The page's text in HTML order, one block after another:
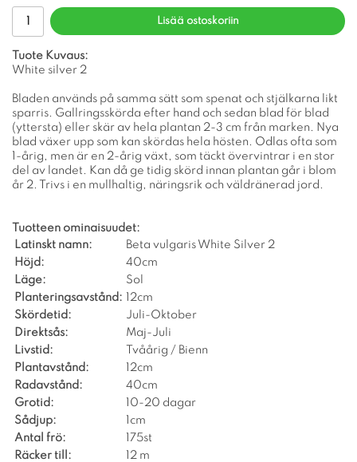
Lisää ostoskoriin
Tuote Kuvaus:
White silver 2
Bladen används på samma sätt som spenat och stjälkarna likt
sparris. Gallringsskörda efter hand och sedan blad för blad
(yttersta) eller skär av hela plantan 2-3 cm från marken. Nya
blad växer upp som kan skördas hela hösten. Odlas ofta som
1-årig, men är en 2-årig växt, som täckt övervintrar i en stor
del av landet. Kan då ge tidig skörd innan plantan går i blom
år 2. Trivs i en mullhaltig, näringsrik och väldränerad jord.
Tuotteen ominaisuudet:
Latinskt namn:
Beta vulgaris White Silver 2
Höjd:
40cm
Läge:
Sol
Planteringsavstånd: 12cm
Skördetid:
Juli-Oktober
Direktsås:
Maj-Juli
Livstid:
Tvåårig / Bienn
Plantavstånd:
12cm
Radavstånd:
40cm
Grotid:
10-20 dagar
Sådjup:
1cm
Antal frö:
175st
Räcker till:
12 m